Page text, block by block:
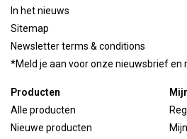
In het nieuws
Sitemap
Newsletter terms & conditions
*Meld je aan voor onze nieuwsbrief en
Producten
Alle producten
Nieuwe producten